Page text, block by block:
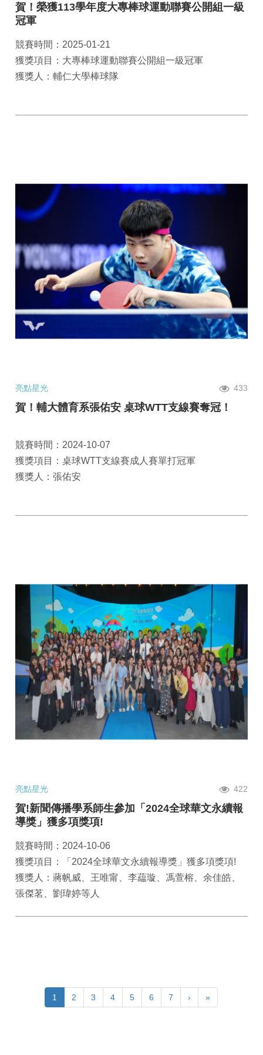
賀！榮獲113學年度大專棒球運動聯賽公開組一級
冠軍
競賽時間：2025-01-21
獲獎項目：大專棒球運動聯賽公開組一級冠軍
獲獎人：輔仁大學棒球隊
亮點星光 433
賀！輔大體育系張佑安 桌球WTT支線賽奪冠！
競賽時間：2024-10-07
獲獎項目：桌球WTT支線賽成人賽單打冠軍
獲獎人：張佑安
亮點星光 422
賀!新聞傳播學系師生參加「2024全球華文永續報
導獎」獲多項獎項!
競賽時間：2024-10-06
獲獎項目：「2024全球華文永續報導獎」獲多項獎項!
獲獎人：蔣帆威、王唯甯、李藴璇、馮萱榕、余佳皓、
張傑茗、劉瑋婷等人
1 2 3 4 5 6 7 › »